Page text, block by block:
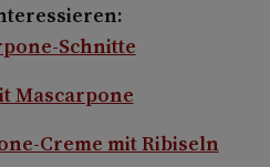
Schnitte
Mascarpone
Creme mit Ribiseln